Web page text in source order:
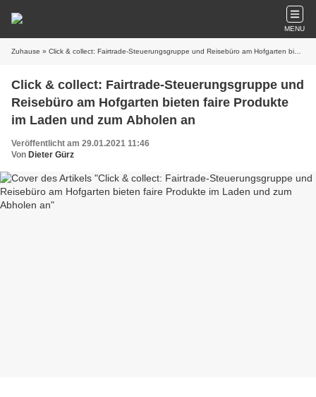
MENU
Zuhause » Click & collect: Fairtrade-Steuerungsgruppe und Reisebüro am Hofgarten bieten faire Produkte im Laden und zum Abholen an
Click & collect: Fairtrade-Steuerungsgruppe und
Reisebüro am Hofgarten bieten faire Produkte
im Laden und zum Abholen an
Veröffentlicht am 29.01.2021 11:46
Von Dieter Gürz